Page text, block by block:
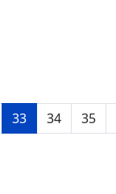
33 34 35